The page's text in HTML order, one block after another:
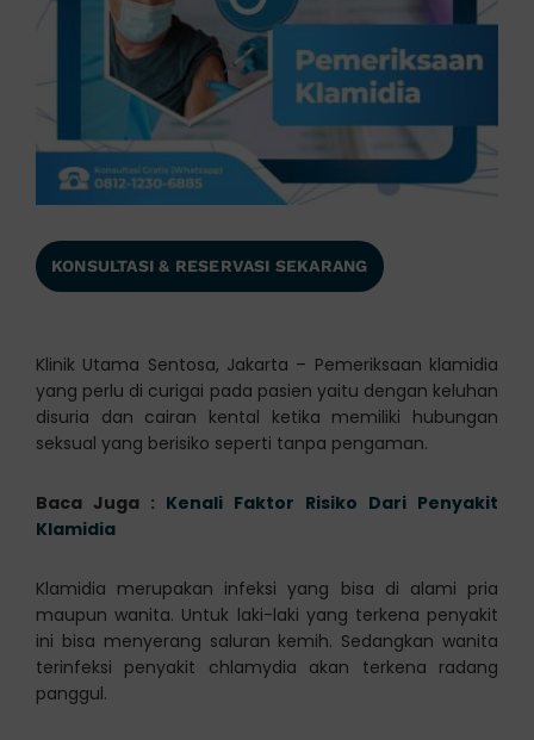
KONSULTASI & RESERVASI SEKARANG
Klinik Utama Sentosa, Jakarta – Pemeriksaan klamidia
yang perlu di curigai pada pasien yaitu dengan keluhan
disuria dan cairan kental ketika memiliki hubungan
seksual yang berisiko seperti tanpa pengaman.
Baca Juga : Kenali Faktor Risiko Dari Penyakit
Klamidia
Klamidia merupakan infeksi yang bisa di alami pria
maupun wanita. Untuk laki-laki yang terkena penyakit
ini bisa menyerang saluran kemih. Sedangkan wanita
terinfeksi penyakit chlamydia akan terkena radang
panggul.